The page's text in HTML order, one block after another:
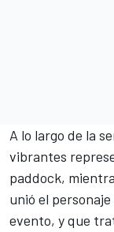
A lo largo de la
vibrantes
paddock,
unió el personaje
evento, y que